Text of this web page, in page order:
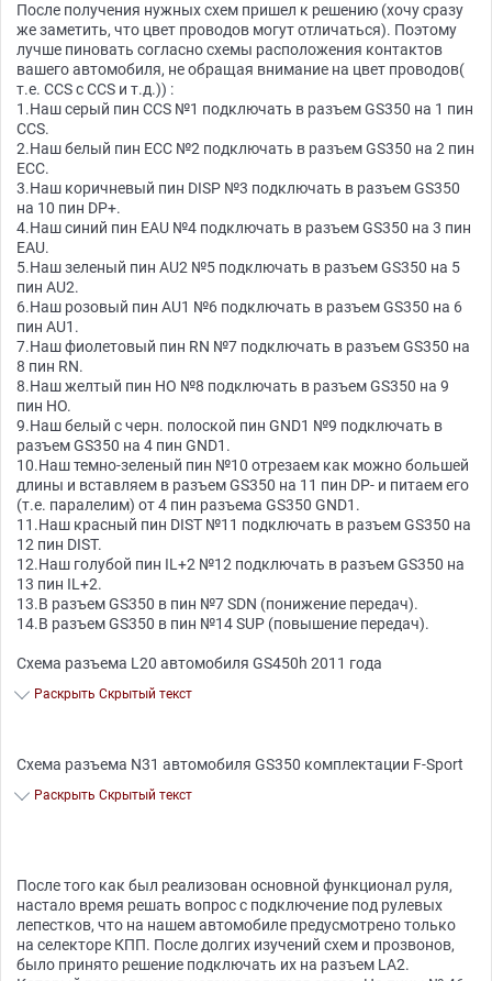
После получения нужных схем пришел к решению (хочу сразу
же заметить, что цвет проводов могут отличаться). Поэтому
лучше пиновать согласно схемы расположения контактов
вашего автомобиля, не обращая внимание на цвет проводов(
т.е. CCS c CCS и т.д.)) :
1.Наш серый пин CCS №1 подключать в разъем GS350 на 1 пин
CCS.
2.Наш белый пин ECC №2 подключать в разъем GS350 на 2 пин
ECC.
3.Наш коричневый пин DISP №3 подключать в разъем GS350
на 10 пин DP+.
4.Наш синий пин EAU №4 подключать в разъем GS350 на 3 пин
EAU.
5.Наш зеленый пин AU2 №5 подключать в разъем GS350 на 5
пин AU2.
6.Наш розовый пин AU1 №6 подключать в разъем GS350 на 6
пин AU1.
7.Наш фиолетовый пин RN №7 подключать в разъем GS350 на
8 пин RN.
8.Наш желтый пин HO №8 подключать в разъем GS350 на 9
пин HO.
9.Наш белый с черн. полоской пин GND1 №9 подключать в
разъем GS350 на 4 пин GND1.
10.Наш темно-зеленый пин №10 отрезаем как можно большей
длины и вставляем в разъем GS350 на 11 пин DP- и питаем его
(т.е. паралелим) от 4 пин разъема GS350 GND1.
11.Наш красный пин DIST №11 подключать в разъем GS350 на
12 пин DIST.
12.Наш голубой пин IL+2 №12 подключать в разъем GS350 на
13 пин IL+2.
13.В разъем GS350 в пин №7 SDN (понижение передач).
14.В разъем GS350 в пин №14 SUP (повышение передач).
Схема разъема L20 автомобиля GS450h 2011 года
Раскрыть Скрытый текст
Схема разъема N31 автомобиля GS350 комплектации F-Sport
Раскрыть Скрытый текст
После того как был реализован основной функционал руля,
настало время решать вопрос с подключение под рулевых
лепестков, что на нашем автомобиле предусмотрено только
на селекторе КПП. После долгих изучений схем и прозвонов,
было принято решение подключать их на разъем LA2.